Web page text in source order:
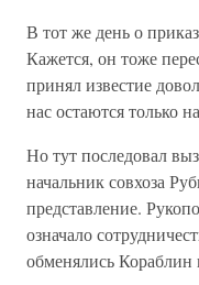
В тот же день о
Кажется, он тоже
принял известие
нас остаются только
Но тут последовал
начальник совхоза
представление.
означало
обменялись